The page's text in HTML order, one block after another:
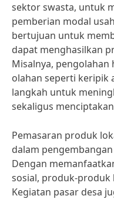
sektor swasta, untuk
pemberian modal
bertujuan untuk
dapat menghasilkan
Misalnya,
olahan seperti keripik
langkah untuk
sekaligus
Pemasaran produk
dalam
Dengan
sosial, produk-produk
Kegiatan pasar desa